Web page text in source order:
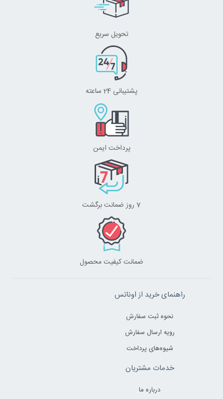
تحویل سریع
پشتیبانی 24 ساعته
پرداخت ایمن
7 روز ضمانت برگشت
ضمانت کیفیت محصول
راهنمای خرید از اوناتس
نحوه ثبت سفارش
رویه ارسال سفارش
شیوه‌های پرداخت
خدمات مشتریان
درباره ما